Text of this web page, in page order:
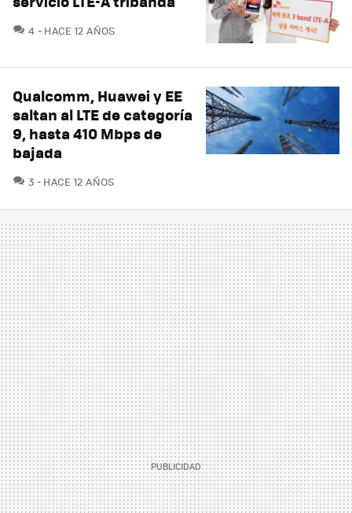
4 COMENTARIOS
HACE 12 AÑOS
Qualcomm, Huawei y EE
saltan al LTE de categoría
9, hasta 410 Mbps de
bajada
3 COMENTARIOS
HACE 12 AÑOS